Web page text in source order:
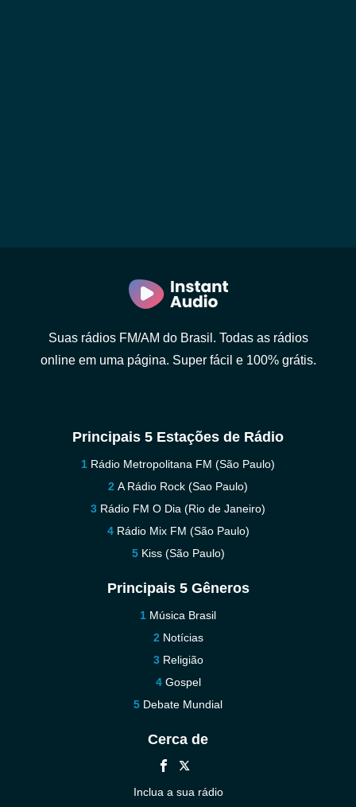
Suas rádios FM/AM do Brasil. Todas as rádios
online em uma página. Super fácil e 100% grátis.
Principais 5 Estações de Rádio
Rádio Metropolitana FM (São Paulo)
A Rádio Rock (Sao Paulo)
Rádio FM O Dia (Rio de Janeiro)
Rádio Mix FM (São Paulo)
Kiss (São Paulo)
Principais 5 Gêneros
Música Brasil
Notícias
Religião
Gospel
Debate Mundial
Cerca de
Inclua a sua rádio